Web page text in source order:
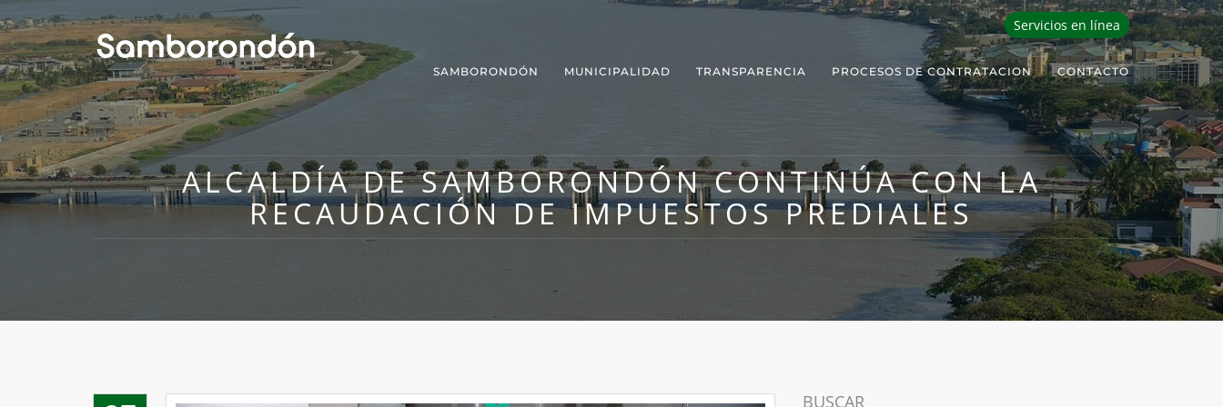
Servicios en línea
SAMBORONDÓN MUNICIPALIDAD TRANSPARENCIA PROCESOS DE CONTRATACION CONTACTO
ALCALDÍA DE SAMBORONDÓN CONTINÚA CON LA
RECAUDACIÓN DE IMPUESTOS PREDIALES
BUSCAR